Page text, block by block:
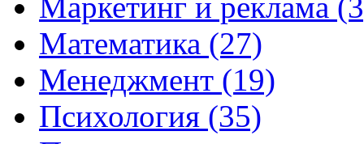
Маркетинг и реклама
Математика (27)
Менеджмент (19)
Психология (35)